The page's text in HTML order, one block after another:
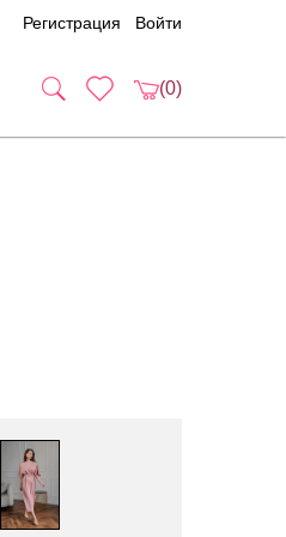
Регистрация Войти
(0)